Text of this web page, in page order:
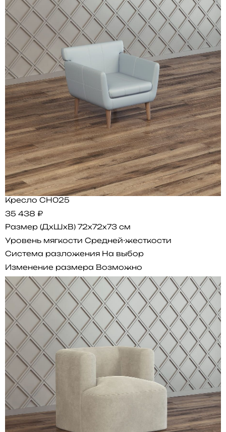
Кресло CH025
35 438 ₽
Размер (ДхШхВ) 72x72x73 см
Уровень мягкости Средней-жесткости
Система разложения На выбор
Изменение размера Возможно